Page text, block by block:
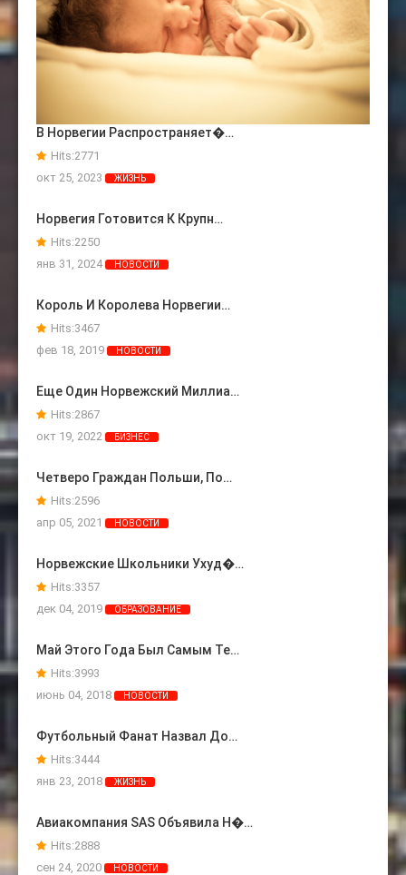
В Норвегии Распространяет�…
Hits:2771
окт 25, 2023
ЖИЗНЬ
Норвегия Готовится К Крупн…
Hits:2250
янв 31, 2024
НОВОСТИ
Король И Королева Норвегии…
Hits:3467
фев 18, 2019
НОВОСТИ
Еще Один Норвежский Миллиа…
Hits:2867
окт 19, 2022
БИЗНЕС
Четверо Граждан Польши, По…
Hits:2596
апр 05, 2021
НОВОСТИ
Норвежские Школьники Ухуд�…
Hits:3357
дек 04, 2019
ОБРАЗОВАНИЕ
Май Этого Года Был Самым Те…
Hits:3993
июнь 04, 2018
НОВОСТИ
Футбольный Фанат Назвал До…
Hits:3444
янв 23, 2018
ЖИЗНЬ
Авиакомпания SAS Объявила Н�…
Hits:2888
сен 24, 2020
НОВОСТИ